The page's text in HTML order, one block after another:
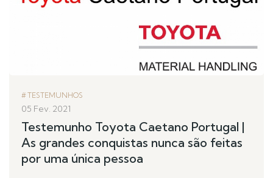
TESTEMUNHOS
05 Fev. 2021
Testemunho Toyota Caetano Portugal |
As grandes conquistas nunca são feitas
por uma única pessoa